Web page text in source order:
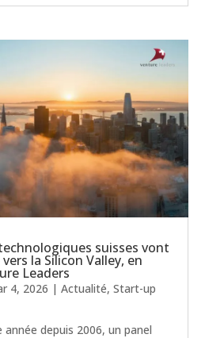
suisses vont
la Silicon Valley, en
Leaders
4, 2026 | Actualité, Start-up
année depuis 2006, un panel